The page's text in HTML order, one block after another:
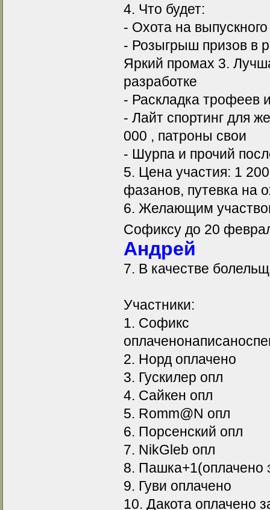
4. Что будет:
- Охота на
- Розыгрыш призов в
Яркий промах 3.
разработке
- Раскладка трофеев
- Лайт спортинг для
000 , патроны свои
- Шурпа и прочий
5. Цена участия: 1
фазанов, путевка на
6. Желающим
Софиксу до 20
Андрей
7. В качестве
Участники:
1. Софикс
2. Норд оплачено
3. Гускилер опл
4. Сайкен опл
5. Romm@N опл
6. Порсенский опл
7. NikGleb опл
8. Пашка+1(оплачено
9. Гуви оплачено
10. Дакота оплачено